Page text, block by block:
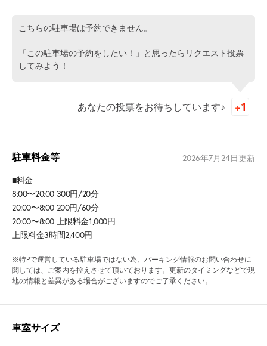
こちらの駐車場は予約できません。
「この駐車場の予約をしたい！」と思ったらリクエスト投票
してみよう！
あなたの投票をお待ちしています♪
駐車料金等 2026年7月24日更新
■料金
8:00〜20:00 300円/20分
20:00〜8:00 200円/60分
20:00〜8:00 上限料金1,000円
上限料金3時間2,400円
※特Pで運営している駐車場ではない為、パーキング情報のお問い合わせに
関しては、ご案内を控えさせて頂いております。更新のタイミングなどで現
地の情報と差異がある場合がございますのでご了承ください。
車室サイズ